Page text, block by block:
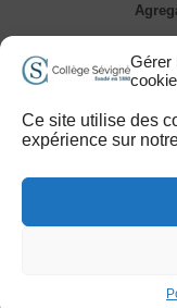
Gérer
Ce site utilise des
expérience sur